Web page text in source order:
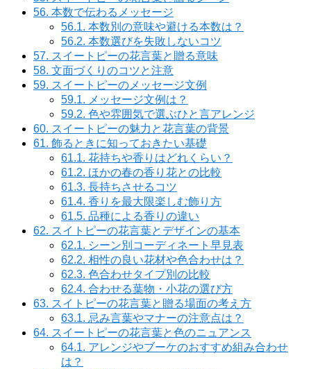
56. 本数で伝わるメッセージ
56.1. 本数別の意味や避ける本数は？
56.2. 本数選びを失敗しないコツ
57. スイートピーの花言葉と贈る意味
58. 文面づくりのコツと注意
59. スイートピーのメッセージ文例
59.1. メッセージ文例は？
59.2. 色や雰囲気で選ぶひと言アレンジ
60. スイートピーの魅力と花言葉の背景
61. 飾るときに知っておきたい基礎
61.1. 花持ちや香りはどれくらい？
61.2. ほかの春の香り花との比較
61.3. 長持ちさせるコツ
61.4. 香りを最大限楽しむ飾り方
61.5. 品種による香りの違い
62. スイトピーの花言葉とデザインの基本
62.1. シーン別コーディネート早見表
62.2. 相性の良い花材や色合わせは？
62.3. 色合わせタイプ別の比較
62.4. 合わせる葉物・小花の選び方
63. スイトピーの花言葉と贈る場面の考え方
63.1. 忌み言葉やマナーの注意点は？
64. スイートピーの花言葉と色のニュアンス
64.1. アレンジやブーケのおすすめ組み合わせ
は？